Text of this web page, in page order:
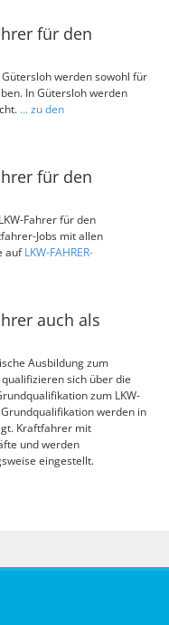
für den
werden sowohl für
In Gütersloh werden
... zu den
für den
Fahrer für den
Jobs mit allen
aufLKW-FAHRER-
auch als
Ausbildung zum
sich über die
zum LKW-
werden in
Kraftfahrer mit
und werden
eingestellt.